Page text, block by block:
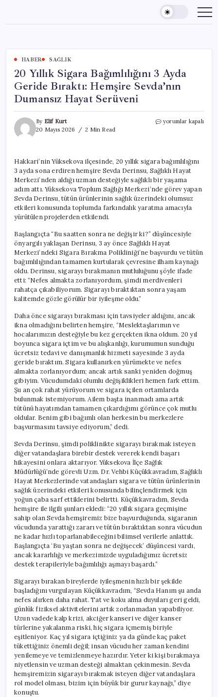
content
HABER SAĞLIK
20 Yıllık Sigara Bağımlılığını 3 Ayda
Geride Bıraktı: Hemşire Sevda’nın
Dumansız Hayat Serüveni
By Elif Kurt
20 Mayıs 2026
2 Min Read
20
Ayda
Geride
Bıraktı:
Hemşire
Sevda’nın
Dumansız
Hayat
yorumlar kapalı
Hakkari’nin Yüksekova ilçesinde, 20 yıllık sigara bağımlılığını
3 ayda sona erdiren hemşire Sevda Derinsu, Sağlıklı Hayat
Merkezi’nden aldığı uzman desteğiyle sağlıklı bir yaşama
adım attı. Yüksekova Toplum Sağlığı Merkezi’nde görev yapan
Sevda Derinsu, tütün ürünlerinin sağlık üzerindeki olumsuz
etkileri konusunda toplumda farkındalık yaratma amacıyla
yürütülen projelerden etkilendi.
Başlangıçta “Bu saatten sonra ne değişir ki?” düşüncesiyle
önyargılı yaklaşan Derinsu, 3 ay önce Sağlıklı Hayat
Merkezi’ndeki Sigara Bırakma Polikliniği’ne başvurdu ve tütün
bağımlılığından tamamen kurtularak çevresine ilham kaynağı
oldu. Derinsu, sigarayı bırakmanın mutluluğunu şöyle ifade
etti: “Nefes almakta zorlanıyordum, şimdi merdivenleri
rahatça çıkabiliyorum. Sigarayı bıraktıktan sonra yaşam
kalitemde gözle görülür bir iyileşme oldu.”
Daha önce sigarayı bırakması için tavsiyeler aldığını, ancak
ikna olmadığını belirten hemşire, “Meslektaşlarımın ve
hocalarımızın desteğiyle bu kez gerçekten ikna oldum. 20 yıl
boyunca sigara içtim ve bu alışkanlığı, kurumumun sunduğu
ücretsiz tedavi ve danışmanlık hizmeti sayesinde 3 ayda
geride bıraktım. Sigara kullanırken yürümekte ve nefes
almakta zorlanıyordum; ancak artık sanki yeniden doğmuş
gibiyim. Vücudumdaki olumlu değişiklikleri hemen fark ettim.
Şu an çok rahat yürüyorum ve sigara içilen ortamlarda
bulunmak istemiyorum. Ailem başta inanmadı ama artık
tütünü hayatımdan tamamen çıkardığımı görünce çok mutlu
oldular. Benim gibi bağımlı olan herkesin bu merkezlere
başvurmasını tavsiye ediyorum,” dedi.
Sevda Derinsu, şimdi poliklinikte sigarayı bırakmak isteyen
diğer vatandaşlara birebir destek vererek kendi başarı
hikayesini onlara aktarıyor. Yüksekova İlçe Sağlık
Müdürlüğü’nde görevli Uzm. Dr. Vehbi Küçükkavradım, Sağlıklı
Hayat Merkezlerinde vatandaşları sigara ve tütün ürünlerinin
sağlık üzerindeki etkileri konusunda bilinçlendirmek için
yoğun çaba sarf ettiklerini belirtti. Küçükkavradım, Sevda
hemşire ile ilgili şunları ekledi: “20 yıllık sigara geçmişine
sahip olan Sevda hemşiremiz bize başvurduğunda, sigaranın
vücudunda yarattığı zararı ve tütün bıraktıktan sonra vücudun
ne kadar hızlı toparlanabileceğini bilimsel verilerle anlattık.
Başlangıçta ‘Bu yaştan sonra ne değişecek’ düşüncesi vardı,
ancak kararlılığı ve merkezimizde uyguladığımız ücretsiz
destek terapileriyle bağımlılığı aşmayı başardı.”
Sigarayı bırakan bireylerde iyileşmenin hızlı bir şekilde
başladığını vurgulayan Küçükkavradım, “Sevda Hanım şu anda
nefes alırken daha rahat. Tat ve koku alma duyuları geri geldi,
günlük fiziksel aktivitelerini artık zorlanmadan yapabiliyor.
Uzun vadede kalp krizi, akciğer kanseri ve diğer kanser
türlerine yakalanma riski, hiç sigara içmemiş biriyle
eşitleniyor. Kaç yıl sigara içtiğiniz ya da günde kaç paket
tükettiğiniz önemli değil; insan vücudu her zaman kendini
yenilemeye ve temizlenmeye hazırdır. Yeter ki kişi bırakmaya
niyetlensin ve uzman desteği almaktan çekinmesin. Sevda
hemşiremizin sigarayı bırakmak isteyen diğer vatandaşlara
rol model olması, bizim için büyük bir gurur kaynağı,” diye
konuştu.